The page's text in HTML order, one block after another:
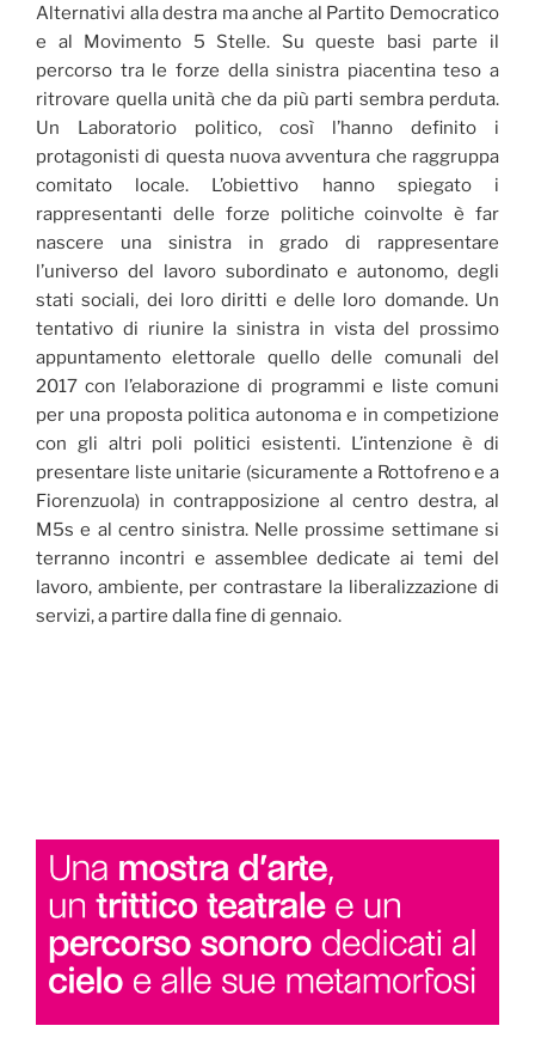
Alternativi alla destra ma anche al Partito Democratico
e al Movimento 5 Stelle. Su queste basi parte il
percorso tra le forze della sinistra piacentina teso a
ritrovare quella unità che da più parti sembra perduta.
Un Laboratorio politico, così l’hanno definito i
protagonisti di questa nuova avventura che raggruppa
comitato locale. L’obiettivo hanno spiegato i
rappresentanti delle forze politiche coinvolte è far
nascere una sinistra in grado di rappresentare
l’universo del lavoro subordinato e autonomo, degli
stati sociali, dei loro diritti e delle loro domande. Un
tentativo di riunire la sinistra in vista del prossimo
appuntamento elettorale quello delle comunali del
2017 con l’elaborazione di programmi e liste comuni
per una proposta politica autonoma e in competizione
con gli altri poli politici esistenti. L’intenzione è di
presentare liste unitarie (sicuramente a Rottofreno e a
Fiorenzuola) in contrapposizione al centro destra, al
M5s e al centro sinistra. Nelle prossime settimane si
terranno incontri e assemblee dedicate ai temi del
lavoro, ambiente, per contrastare la liberalizzazione di
servizi, a partire dalla fine di gennaio.